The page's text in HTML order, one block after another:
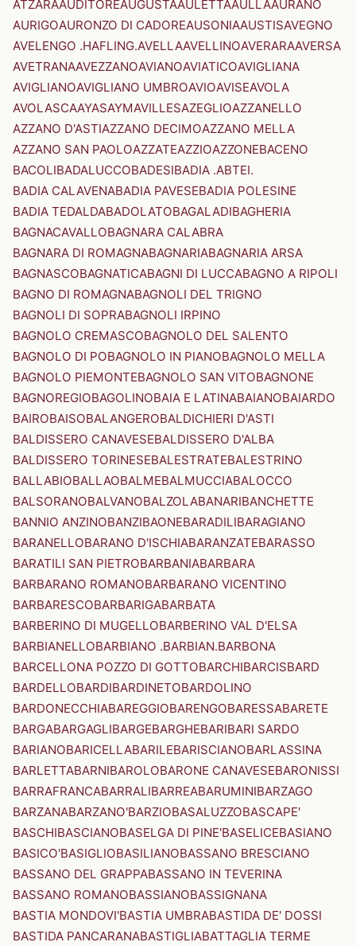
ATZARAAUDITOREAUGUSTAAULETTAAULLAAURANO
AURIGOAURONZO DI CADOREAUSONIAAUSTISAVEGNO
AVELENGO .HAFLING.AVELLAAVELLINOAVERARAAVERSA
AVETRANAAVEZZANOAVIANOAVIATICOAVIGLIANA
AVIGLIANOAVIGLIANO UMBROAVIOAVISEAVOLA
AVOLASCAAYASAYMAVILLESAZEGLIOAZZANELLO
AZZANO D'ASTIAZZANO DECIMOAZZANO MELLA
AZZANO SAN PAOLOAZZATEAZZIOAZZONEBACENO
BACOLIBADALUCCOBADESIBADIA .ABTEI.
BADIA CALAVENABADIA PAVESEBADIA POLESINE
BADIA TEDALDABADOLATOBAGALADIBAGHERIA
BAGNACAVALLOBAGNARA CALABRA
BAGNARA DI ROMAGNABAGNARIABAGNARIA ARSA
BAGNASCOBAGNATICABAGNI DI LUCCABAGNO A RIPOLI
BAGNO DI ROMAGNABAGNOLI DEL TRIGNO
BAGNOLI DI SOPRABAGNOLI IRPINO
BAGNOLO CREMASCOBAGNOLO DEL SALENTO
BAGNOLO DI POBAGNOLO IN PIANOBAGNOLO MELLA
BAGNOLO PIEMONTEBAGNOLO SAN VITOBAGNONE
BAGNOREGIOBAGOLINOBAIA E LATINABAIANOBAIARDO
BAIROBAISOBALANGEROBALDICHIERI D'ASTI
BALDISSERO CANAVESEBALDISSERO D'ALBA
BALDISSERO TORINESEBALESTRATEBALESTRINO
BALLABIOBALLAOBALMEBALMUCCIABALOCCO
BALSORANOBALVANOBALZOLABANARIBANCHETTE
BANNIO ANZINOBANZIBAONEBARADILIBARAGIANO
BARANELLOBARANO D'ISCHIABARANZATEBARASSO
BARATILI SAN PIETROBARBANIABARBARA
BARBARANO ROMANOBARBARANO VICENTINO
BARBARESCOBARBARIGABARBATA
BARBERINO DI MUGELLOBARBERINO VAL D'ELSA
BARBIANELLOBARBIANO .BARBIAN.BARBONA
BARCELLONA POZZO DI GOTTOBARCHIBARCISBARD
BARDELLOBARDIBARDINETOBARDOLINO
BARDONECCHIABAREGGIOBARENGOBARESSABARETE
BARGABARGAGLIBARGEBARGHEBARIBARI SARDO
BARIANOBARICELLABARILEBARISCIANOBARLASSINA
BARLETTABARNIBAROLOBARONE CANAVESEBARONISSI
BARRAFRANCABARRALIBARREABARUMINIBARZAGO
BARZANABARZANO'BARZIOBASALUZZOBASCAPE'
BASCHIBASCIANOBASELGA DI PINE'BASELICEBASIANO
BASICO'BASIGLIOBASILIANOBASSANO BRESCIANO
BASSANO DEL GRAPPABASSANO IN TEVERINA
BASSANO ROMANOBASSIANOBASSIGNANA
BASTIA MONDOVI'BASTIA UMBRABASTIDA DE' DOSSI
BASTIDA PANCARANABASTIGLIABATTAGLIA TERME